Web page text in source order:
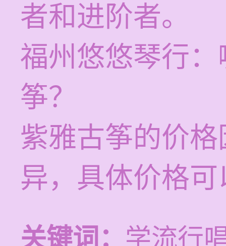
者和进阶者。
福州悠悠琴行
筝？
紫雅古筝的价
异，具体价格
关键词： 学流行